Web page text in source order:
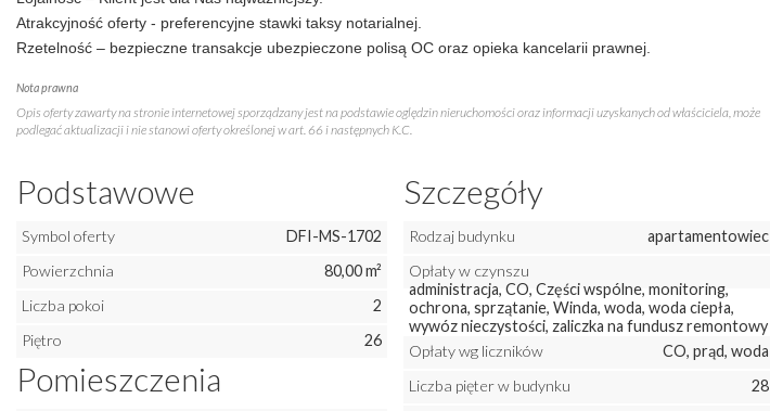
Atrakcyjność oferty - preferencyjne stawki taksy notarialnej.
Rzetelność – bezpieczne transakcje ubezpieczone polisą OC oraz opieka kancelarii prawnej.
Nota prawna
Opis oferty zawarty na stronie internetowej sporządzany jest na podstawie oględzin nieruchomości oraz informacji uzyskanych od właściciela, może
podlegać aktualizacji i nie stanowi oferty określonej w art. 66 i następnych K.C.
Podstawowe
Symbol oferty
DFI-MS-1702
Powierzchnia
80,00 m²
Liczba pokoi
2
Piętro
26
Szczegóły
Rodzaj budynku
apartamentowiec
Opłaty w czynszu
administracja, CO, Części wspólne, monitoring,
ochrona, sprzątanie, Winda, woda, woda ciepła,
wywóz nieczystości, zaliczka na fundusz remontowy
Opłaty wg liczników
CO, prąd, woda
Liczba pięter w budynku
28
Pomieszczenia